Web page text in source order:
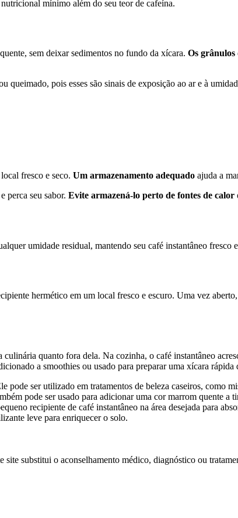
mínimo além do seu teor de cafeína.
sem deixar sedimentos no fundo da xícara. Os grânulos
pois esses são sinais de exposição ao ar e à
fresco e seco. Um armazenamento adequado ajuda a
perca seu sabor. Evite armazená-lo perto de fontes de calor
umidade residual, mantendo seu café instantâneo fresco
hermético em um local fresco e escuro. Uma vez
quanto fora dela. Na cozinha, o café instantâneo
a smoothies ou usado para preparar uma xícara rápida
pode ser utilizado em tratamentos de beleza caseiros, como
pode ser usado para adicionar uma cor marrom quente a
recipiente de café instantâneo na área desejada para
leve para enriquecer o solo.
substitui o aconselhamento médico, diagnóstico ou